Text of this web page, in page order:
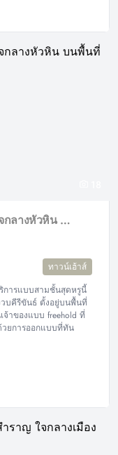
อพาร์ทเมนท์บริการหรู 4 ห้องนอน ใจกลางหัวหิน บนพื้นที่ 1000 ตร.ม.
ทาวน์เฮ้าส์
การแบบสามชั้นสุดหรูนี้
วบคีรีขันธ์ ตั้งอยู่บนพื้นที่
าของแบบ freehold ที่
วยการออกแบบที่ทัน